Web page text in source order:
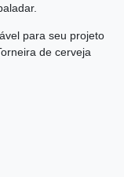
para seu projeto
de cerveja